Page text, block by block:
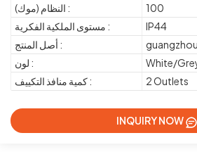
النظام (موك) :
100
مستوى الملكية الفكرية :
IP44
أصل المنتج :
guangzhou
لون :
White/
كمية منافذ التكييف :
2 Outlets
INQUIRY NOW